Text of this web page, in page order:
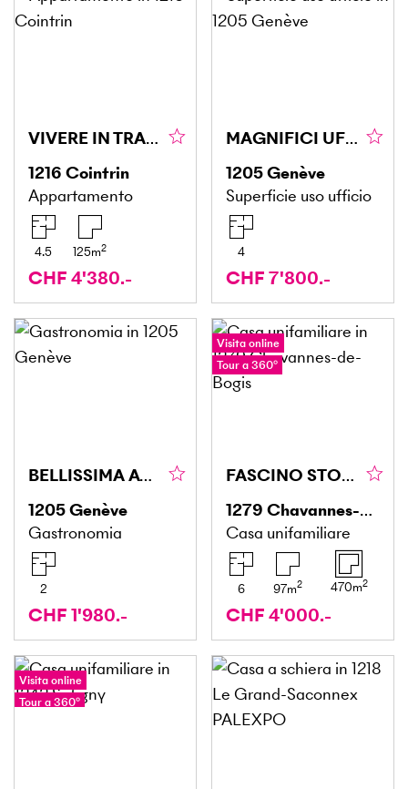
VIVERE IN TRANQUILLITÀ CON GIARDINO DI 1'400 M²
1216 Cointrin
Appartamento
4.5 125m2
CHF 4'380.-
MAGNIFICI UFFICI DI CIRCA 160 M² A GINEVRA (1205)
1205Genève
Superficie uso ufficio
4
CHF 7'800.-
BELLISSIMA ATTIVITÀ COMMERCIALE DA CEDERE
1205Genève
Gastronomia
2
CHF 1'980.-
Visita online
Tour a 360°
FASCINO STORICO, RISTRUTTURATO MODERNAMENTE
1279 Chavannes-de-Bogis
Casa unifamiliare
6 97m2 470m2
CHF 4'000.-
Visita online
Tour a 360°